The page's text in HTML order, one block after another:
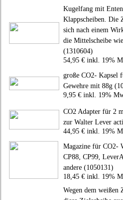
Kugelfang mit
Klappscheiben. Die
sich nach einem
die Mittelscheibe
(1310604)
54,95 € inkl. 19%
große CO2- Kapsel
Gewehre mit 88g
9,95 € inkl. 19%
CO2 Adapter für 2
zur Walter Lever
44,95 € inkl. 19%
Magazine für CO2-
CP88, CP99,
andere (1050131)
18,45 € inkl. 19%
Wegen dem weißen